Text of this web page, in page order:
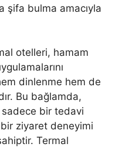
şifa bulma amacıyla
otelleri, hamam
dinlenme hem de
Bu bağlamda,
sadece bir tedavi
ziyaret deneyimi
Termal